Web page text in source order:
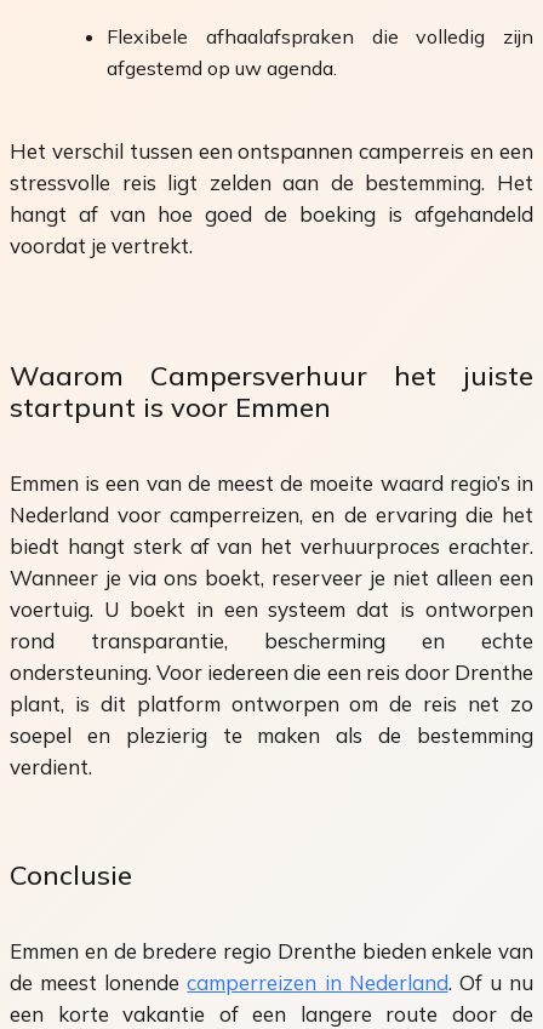
Flexibele afhaalafspraken die volledig zijn
afgestemd op uw agenda.
Het verschil tussen een ontspannen camperreis en een
stressvolle reis ligt zelden aan de bestemming. Het
hangt af van hoe goed de boeking is afgehandeld
voordat je vertrekt.
Waarom Campersverhuur het juiste
startpunt is voor Emmen
Emmen is een van de meest de moeite waard regio’s in
Nederland voor camperreizen, en de ervaring die het
biedt hangt sterk af van het verhuurproces erachter.
Wanneer je via ons boekt, reserveer je niet alleen een
voertuig. U boekt in een systeem dat is ontworpen
rond transparantie, bescherming en echte
ondersteuning. Voor iedereen die een reis door Drenthe
plant, is dit platform ontworpen om de reis net zo
soepel en plezierig te maken als de bestemming
verdient.
Conclusie
Emmen en de bredere regio Drenthe bieden enkele van
de meest lonendecamperreizen in Nederland. Of u nu
een korte vakantie of een langere route door de